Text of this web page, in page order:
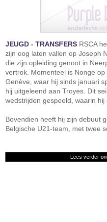
JEUGD -TRANSFERS RSCA
zijn oog laten vallen op Joseph
die zijn opleiding genoot in
vertrok. Momenteel is Nonge
Genève, waar hij sinds januari
hij uitgeleend aan Troyes. Dit
wedstrijden gespeeld, waarin
Bovendien heeft hij zijn debuut
Belgische U21-team, met twee
Lees verder